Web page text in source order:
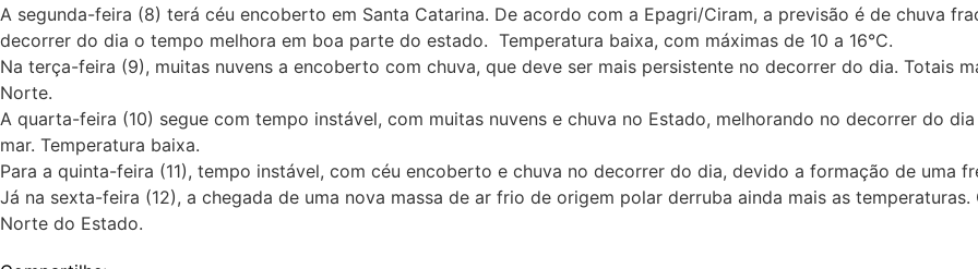
A segunda-feira (8) terá céu encoberto em Santa Catarina. De acordo com a Epagri/Ciram, a previsão é de chuva
decorrer do dia o tempo melhora em boa parte do estado. Temperatura baixa, com máximas de 10 a 16°C.
Na terça-feira (9), muitas nuvens a encoberto com chuva, que deve ser mais persistente no decorrer do dia. Totais
Norte.
A quarta-feira (10) segue com tempo instável, com muitas nuvens e chuva no Estado, melhorando no decorrer do
mar. Temperatura baixa.
Para a quinta-feira (11), tempo instável, com céu encoberto e chuva no decorrer do dia, devido a formação de uma
Já na sexta-feira (12), a chegada de uma nova massa de ar frio de origem polar derruba ainda mais as
Norte do Estado.